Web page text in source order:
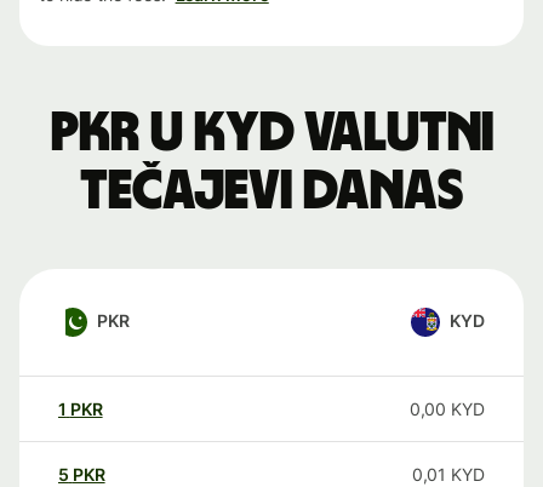
PKR u KYD valutni
tečajevi danas
PKR KYD
1 PKR 0,00 KYD
5 PKR 0,01 KYD